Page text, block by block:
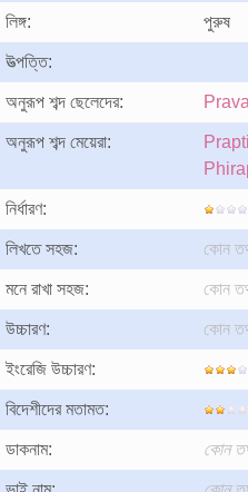
লিঙ্গ: পুরুষ
উত্পত্তি:
অনুরূপ শব্দ ছেলেদের:
অনুরূপ শব্দ মেয়েরা: Prapti
নির্ধারণ:
লিখতে সহজ: কোন
মনে রাখা সহজ: কোন
উচ্চারণ: কোন
ইংরেজি উচ্চারণ:
বিদেশীদের মতামত:
ডাকনাম: কোন